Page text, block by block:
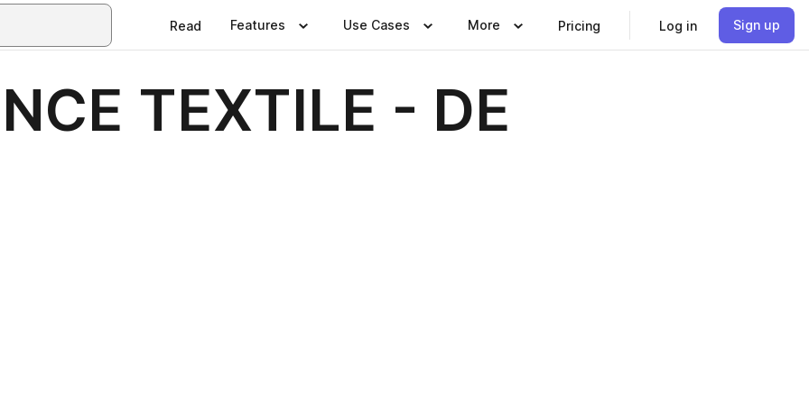
Read Features Use Cases More Pricing Log in Sign up
TEXTILE - DE